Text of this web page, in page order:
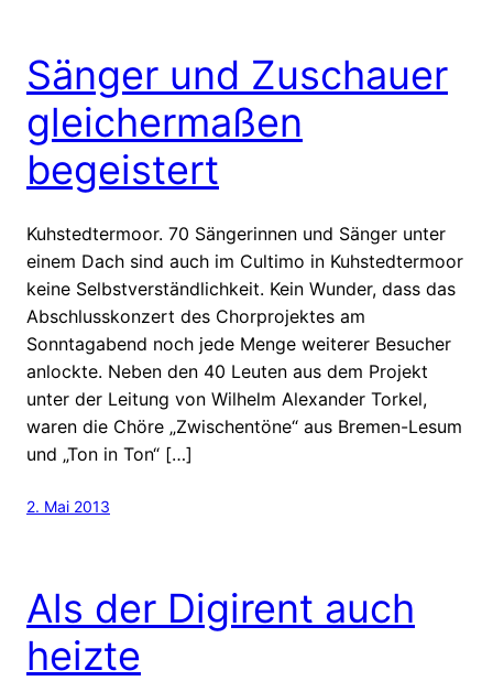
Sänger und Zuschauer
gleichermaßen
begeistert
Kuhstedtermoor. 70 Sängerinnen und Sänger unter
einem Dach sind auch im Cultimo in Kuhstedtermoor
keine Selbstverständlichkeit. Kein Wunder, dass das
Abschlusskonzert des Chorprojektes am
Sonntagabend noch jede Menge weiterer Besucher
anlockte. Neben den 40 Leuten aus dem Projekt
unter der Leitung von Wilhelm Alexander Torkel,
waren die Chöre „Zwischentöne“ aus Bremen-Lesum
und „Ton in Ton“ […]
2. Mai 2013
Als der Digirent auch
heizte